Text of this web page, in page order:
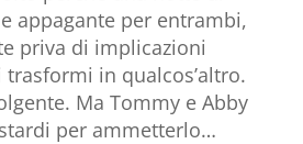
appagante per entrambi,
priva di implicazioni
in qualcos’altro.
Ma Tommy e Abby
per ammetterlo…